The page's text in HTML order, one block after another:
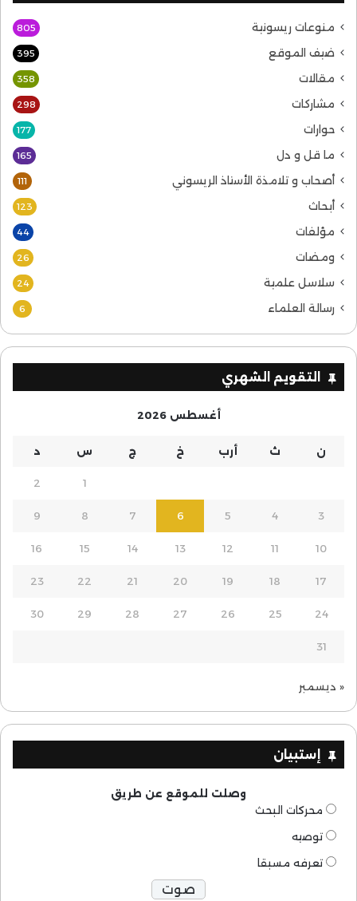
منوعات ريسونية 805
ضيف الموقع 395
مقالات 358
مشاركات 298
حوارات 177
ما قل و دل 165
أصحاب و تلامذة الأستاذ الريسوني 111
أبحاث 123
مؤلفات 44
ومضات 26
سلاسل علمية 24
رسالة العلماء 6
التقويم الشهري
أغسطس 2026
ن ث أرب خ ج س د
1
2
3
4
5
6
7
8
9
10
11
12
13
14
15
16
17
18
19
20
21
22
23
24
25
26
27
28
29
30
31
« ديسمبر
إستبيان
وصلت للموقع عن طريق
محركات البحث
توصيه
تعرفه مسبقا